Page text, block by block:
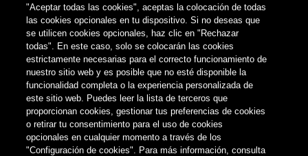
Configuración de cookies
"Aceptar todas las cookies", aceptas la colocación de todas
las cookies opcionales en tu dispositivo. Si no deseas que
se utilicen cookies opcionales, haz clic en "Rechazar
todas". En este caso, solo se colocarán las cookies
estrictamente necesarias para el correcto funcionamiento de
nuestro sitio web y es posible que no esté disponible la
funcionalidad completa o la experiencia personalizada de
este sitio web. Puedes leer la lista de terceros que
proporcionan cookies, gestionar tus preferencias de cookies
o retirar tu consentimiento para el uso de cookies
opcionales en cualquier momento a través de los
"Configuración de cookies". Para más información, consulta